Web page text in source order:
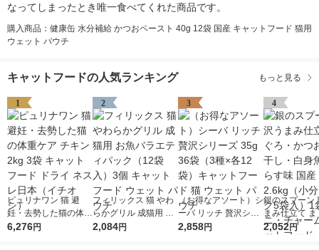
なってしまったとき唯一食べてくれた商品です。
購入商品：健康缶 水分補給 かつおペースト 40g 12袋 国産 キャットフード 猫用
ウェット パウチ
キャットフードの人気ランキング もっと見る
1
ピュリナワン 猫 避
妊・去勢した猫の体重
ケア チキン 2kg 3袋
6,276円
2
フィリックス 猫 やわ
らかグリル 成猫用 お
魚バラエティパック
2,084円
3
（お得なアソート）シ
ーバ リッチ 贅沢シリ
ーズ 35g 36袋（3種×
2,858円
4
銀のスプーン
まみ仕立て
かつお・煮干
2,052円